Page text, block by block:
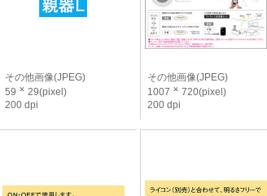
その他画像(JPEG)
59
29(pixel)
200 dpi
その他画像(JPEG)
1007
720(pixel)
200 dpi